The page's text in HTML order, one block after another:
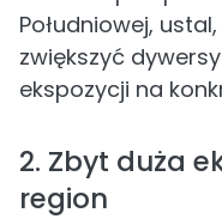
Południowej, ustal,
zwiększyć
ekspozycji na
2. Zbyt duża
region